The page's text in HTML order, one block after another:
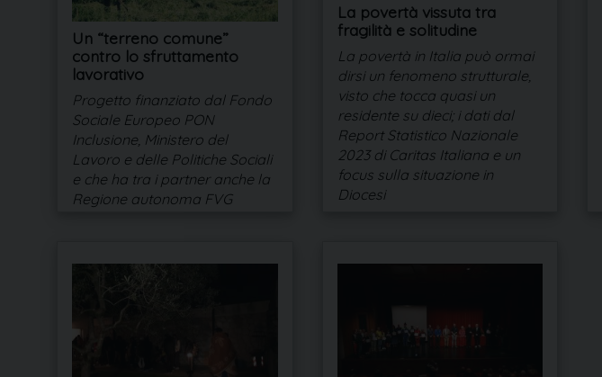
Un “terreno comune”
contro lo sfruttamento
lavorativo
Progetto finanziato dal Fondo
Sociale Europeo PON
Inclusione, Ministero del
Lavoro e delle Politiche Sociali
e che ha tra i partner anche la
Regione autonoma FVG
La povertà vissuta tra
fragilità e solitudine
La povertà in Italia può ormai
dirsi un fenomeno strutturale,
visto che tocca quasi un
residente su dieci; i dati dal
Report Statistico Nazionale
2023 di Caritas Italiana e un
focus sulla situazione in
Diocesi